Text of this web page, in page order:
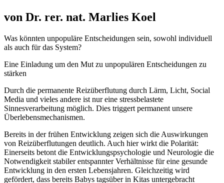
von Dr. rer. nat. Marlies Koel
Was könnten unpopuläre Entscheidungen sein, sowohl individuell
als auch für das System?
Eine Einladung um den Mut zu unpopulären Entscheidungen zu
stärken
Durch die permanente Reizüberflutung durch Lärm, Licht, Social
Media und vieles andere ist nur eine stressbelastete
Sinnesverarbeitung möglich. Dies triggert permanent unsere
Überlebensmechanismen.
Bereits in der frühen Entwicklung zeigen sich die Auswirkungen
von Reizüberflutungen deutlich. Auch hier wirkt die Polarität:
Einerseits betont die Entwicklungspsychologie und Neurologie die
Notwendigkeit stabiler entspannter Verhältnisse für eine gesunde
Entwicklung in den ersten Lebensjahren. Gleichzeitig wird
gefördert, dass bereits Babys tagsüber in Kitas untergebracht